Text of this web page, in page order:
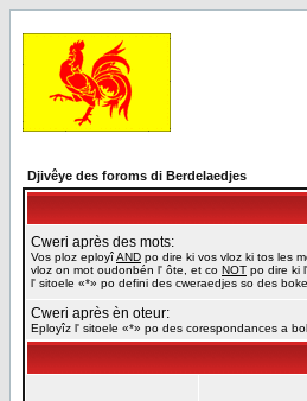
Djivêye des foroms di Berdelaedjes
Cweri après des mots:
Vos ploz eployîAND po dire ki vos vloz ki tos les
vloz on mot oudonbén l' ôte, et co NOT po dire ki
l' sitoele «*» po defini des cweraedjes so des
Cweri après èn oteur:
Eployîz l' sitoele «*» po des corespondances a